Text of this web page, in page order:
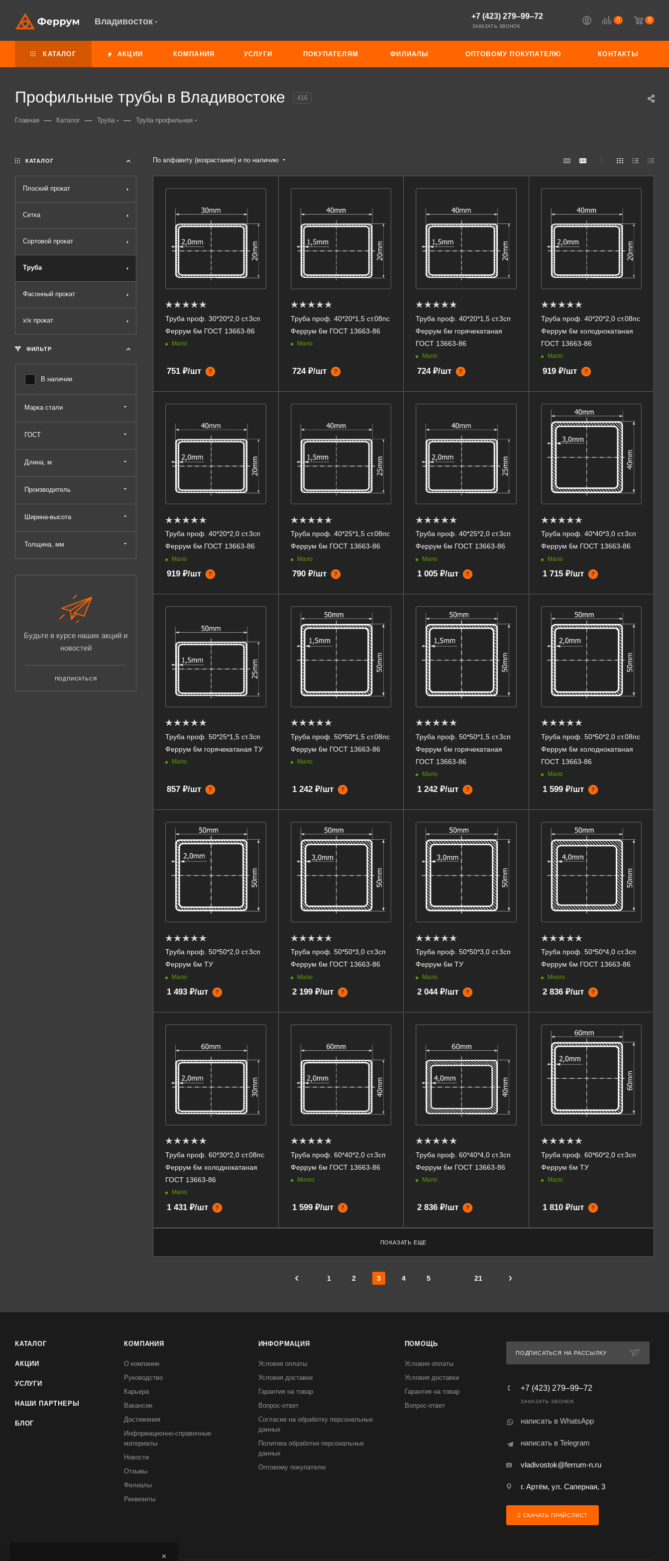
Владивосток 0 0
+7 (423) 279‒99‒72
ЗАКАЗАТЬ ЗВОНОК
КАТАЛОГ АКЦИИ КОМПАНИЯ УСЛУГИ ПОКУПАТЕЛЯМ ФИЛИАЛЫ ОПТОВОМУ ПОКУПАТЕЛЮ КОНТАКТЫ
Профильные трубы в Владивостоке 416
Главная — Каталог — Труба — Труба профильная
По алфавиту (возрастание) и по наличию
Труба проф. 30*20*2,0 ст.3сп
Феррум 6м ГОСТ 13663-86
Мало
751 ₽/шт ?
Труба проф. 40*20*1,5 ст.08пс
Феррум 6м ГОСТ 13663-86
Мало
724 ₽/шт ?
Труба проф. 40*20*1,5 ст.3сп
Феррум 6м горячекатаная
ГОСТ 13663-86
Мало
724 ₽/шт ?
Труба проф. 40*20*2,0 ст.08пс
Феррум 6м холоднокатаная
ГОСТ 13663-86
Мало
919 ₽/шт ?
Труба проф. 40*20*2,0 ст.3сп
Феррум 6м ГОСТ 13663-86
Мало
919 ₽/шт ?
Труба проф. 40*25*1,5 ст.08пс
Феррум 6м ГОСТ 13663-86
Мало
790 ₽/шт ?
Труба проф. 40*25*2,0 ст.3сп
Феррум 6м ГОСТ 13663-86
Мало
1 005 ₽/шт ?
Труба проф. 40*40*3,0 ст.3сп
Феррум 6м ГОСТ 13663-86
Мало
1 715 ₽/шт ?
Труба проф. 50*25*1,5 ст.3сп
Феррум 6м горячекатаная ТУ
Мало
857 ₽/шт ?
Труба проф. 50*50*1,5 ст.08пс
Феррум 6м ГОСТ 13663-86
Мало
1 242 ₽/шт ?
Труба проф. 50*50*1,5 ст.3сп
Феррум 6м горячекатаная
ГОСТ 13663-86
Мало
1 242 ₽/шт ?
Труба проф. 50*50*2,0 ст.08пс
Феррум 6м холоднокатаная
ГОСТ 13663-86
Мало
1 599 ₽/шт ?
Труба проф. 50*50*2,0 ст.3сп
Феррум 6м ТУ
Мало
1 493 ₽/шт ?
Труба проф. 50*50*3,0 ст.3сп
Феррум 6м ГОСТ 13663-86
Мало
2 199 ₽/шт ?
Труба проф. 50*50*3,0 ст.3сп
Феррум 6м ТУ
Мало
2 044 ₽/шт ?
Труба проф. 50*50*4,0 ст.3сп
Феррум 6м ГОСТ 13663-86
Много
2 836 ₽/шт ?
Труба проф. 60*30*2,0 ст.08пс
Феррум 6м холоднокатаная
ГОСТ 13663-86
Мало
1 431 ₽/шт ?
Труба проф. 60*40*2,0 ст.3сп
Феррум 6м ГОСТ 13663-86
Много
1 599 ₽/шт ?
Труба проф. 60*40*4,0 ст.3сп
Феррум 6м ГОСТ 13663-86
Мало
2 836 ₽/шт ?
Труба проф. 60*60*2,0 ст.3сп
Феррум 6м ТУ
Мало
1 810 ₽/шт ?
ПОКАЗАТЬ ЕЩЕ
1 2 3 4 5 21
КАТАЛОГ
Плоский прокат
Сетка
Сортовой прокат
Труба
Фасонный прокат
х/к прокат
ФИЛЬТР
В наличии
Марка стали
ГОСТ
Длина, м
Производитель
Ширина-высота
Толщина, мм
Будьте в курсе наших акций и
новостей
ПОДПИСАТЬСЯ
КАТАЛОГ
АКЦИИ
УСЛУГИ
НАШИ ПАРТНЕРЫ
БЛОГ
КОМПАНИЯ
О компании
Руководство
Карьера
Вакансии
Достижения
Информационно-справочные
материалы
Новости
Отзывы
Филиалы
Реквизиты
ИНФОРМАЦИЯ
Условия оплаты
Условия доставки
Гарантия на товар
Вопрос-ответ
Согласие на обработку персональных
данных
Политика обработки персональных
данных
Оптовому покупателю
ПОМОЩЬ
Условия оплаты
Условия доставки
Гарантия на товар
Вопрос-ответ
ПОДПИСАТЬСЯ НА РАССЫЛКУ
+7 (423) 279‒99‒72
ЗАКАЗАТЬ ЗВОНОК
написать в WhatsApp
написать в Telegram
vladivostok@ferrum-n.ru
г. Артём, ул. Саперная, 3
СКАЧАТЬ ПРАЙСЛИСТ